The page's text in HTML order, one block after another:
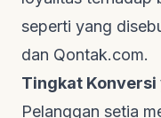
seperti yang
dan Qontak.com.
Tingkat Konversi
Pelanggan setia